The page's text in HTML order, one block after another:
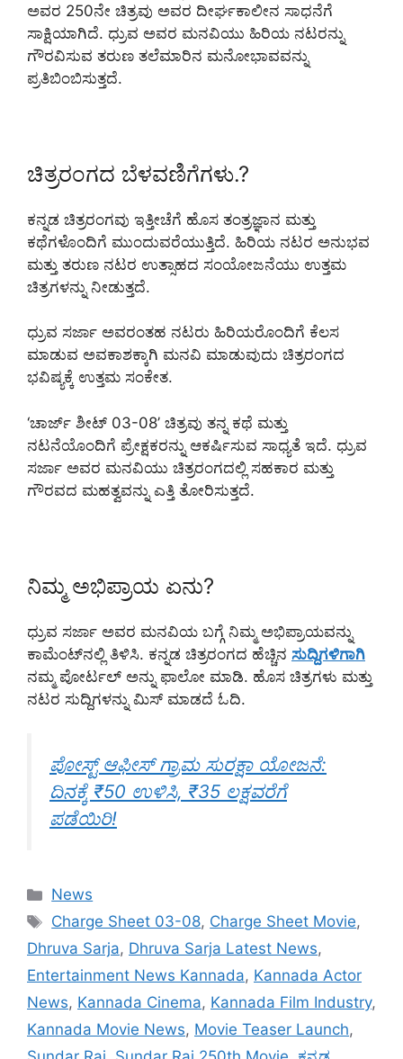
ಅವರ 250ನೇ ಚಿತ್ರವು ಅವರ ದೀರ್ಘಕಾಲೀನ ಸಾಧನೆಗೆ
ಸಾಕ್ಷಿಯಾಗಿದೆ. ಧ್ರುವ ಅವರ ಮನವಿಯು ಹಿರಿಯ ನಟರನ್ನು
ಗೌರವಿಸುವ ತರುಣ ತಲೆಮಾರಿನ ಮನೋಭಾವವನ್ನು
ಪ್ರತಿಬಿಂಬಿಸುತ್ತದೆ.
ಚಿತ್ರರಂಗದ ಬೆಳವಣಿಗೆಗಳು.?
ಕನ್ನಡ ಚಿತ್ರರಂಗವು ಇತ್ತೀಚೆಗೆ ಹೊಸ ತಂತ್ರಜ್ಞಾನ ಮತ್ತು
ಕಥೆಗಳೊಂದಿಗೆ ಮುಂದುವರೆಯುತ್ತಿದೆ. ಹಿರಿಯ ನಟರ ಅನುಭವ
ಮತ್ತು ತರುಣ ನಟರ ಉತ್ಸಾಹದ ಸಂಯೋಜನೆಯು ಉತ್ತಮ
ಚಿತ್ರಗಳನ್ನು ನೀಡುತ್ತದೆ.
ಧ್ರುವ ಸರ್ಜಾ ಅವರಂತಹ ನಟರು ಹಿರಿಯರೊಂದಿಗೆ ಕೆಲಸ
ಮಾಡುವ ಅವಕಾಶಕ್ಕಾಗಿ ಮನವಿ ಮಾಡುವುದು ಚಿತ್ರರಂಗದ
ಭವಿಷ್ಯಕ್ಕೆ ಉತ್ತಮ ಸಂಕೇತ.
‘ಚಾರ್ಜ್ ಶೀಟ್ 03-08’ ಚಿತ್ರವು ತನ್ನ ಕಥೆ ಮತ್ತು
ನಟನೆಯೊಂದಿಗೆ ಪ್ರೇಕ್ಷಕರನ್ನು ಆಕರ್ಷಿಸುವ ಸಾಧ್ಯತೆ ಇದೆ. ಧ್ರುವ
ಸರ್ಜಾ ಅವರ ಮನವಿಯು ಚಿತ್ರರಂಗದಲ್ಲಿ ಸಹಕಾರ ಮತ್ತು
ಗೌರವದ ಮಹತ್ವವನ್ನು ಎತ್ತಿ ತೋರಿಸುತ್ತದೆ.
ನಿಮ್ಮ ಅಭಿಪ್ರಾಯ ಏನು?
ಧ್ರುವ ಸರ್ಜಾ ಅವರ ಮನವಿಯ ಬಗ್ಗೆ ನಿಮ್ಮ ಅಭಿಪ್ರಾಯವನ್ನು
ಕಾಮೆಂಟ್‌ನಲ್ಲಿ ತಿಳಿಸಿ. ಕನ್ನಡ ಚಿತ್ರರಂಗದ ಹೆಚ್ಚಿನ ಸುದ್ದಿಗಳಿಗಾಗಿ
ನಮ್ಮ ಪೋರ್ಟಲ್ ಅನ್ನು ಫಾಲೋ ಮಾಡಿ. ಹೊಸ ಚಿತ್ರಗಳು ಮತ್ತು
ನಟರ ಸುದ್ದಿಗಳನ್ನು ಮಿಸ್ ಮಾಡದೆ ಓದಿ.
ಪೋಸ್ಟ್ ಆಫೀಸ್ ಗ್ರಾಮ ಸುರಕ್ಷಾ ಯೋಜನೆ:
ದಿನಕ್ಕೆ ₹50 ಉಳಿಸಿ, ₹35 ಲಕ್ಷವರೆಗೆ
ಪಡೆಯಿರಿ!
Categories
News
Tags
Charge Sheet 03-08, Charge Sheet Movie,
Dhruva Sarja, Dhruva Sarja Latest News,
Entertainment News Kannada, Kannada Actor
News, Kannada Cinema, Kannada Film Industry,
Kannada Movie News, Movie Teaser Launch,